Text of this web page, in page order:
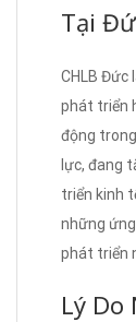
Tại
CHLB Đức
phát triển
động
lực, đang
triển kinh
những
phát triển
Lý Do